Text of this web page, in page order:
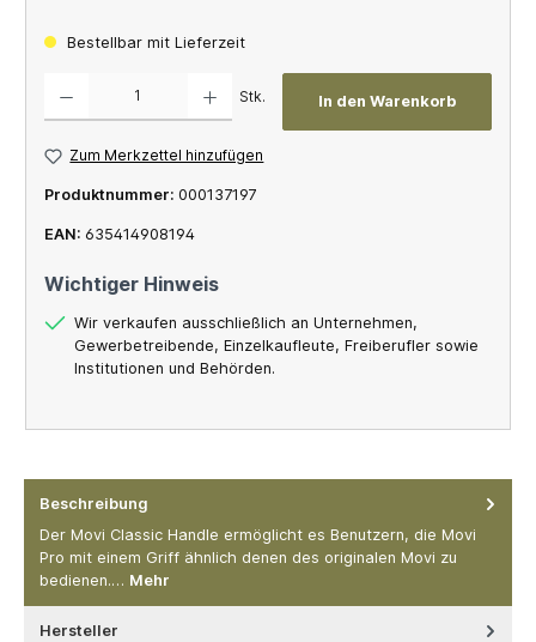
Bestellbar mit Lieferzeit
Stk. In den Warenkorb
Zum Merkzettel hinzufügen
Produktnummer: 000137197
EAN: 635414908194
Wichtiger Hinweis
Wir verkaufen ausschließlich an Unternehmen,
Gewerbetreibende, Einzelkaufleute, Freiberufler sowie
Institutionen und Behörden.
Beschreibung
Der Movi Classic Handle ermöglicht es Benutzern, die Movi
Pro mit einem Griff ähnlich denen des originalen Movi zu
bedienen.… Mehr
Hersteller